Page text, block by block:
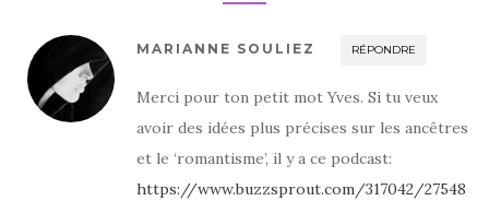
MARIANNE SOULIEZ RÉPONDRE
Merci pour ton petit mot Yves. Si tu veux
avoir des idées plus précises sur les ancêtres
et le ‘romantisme’, il y a ce podcast:
https://www.buzzsprout.com/317042/27548